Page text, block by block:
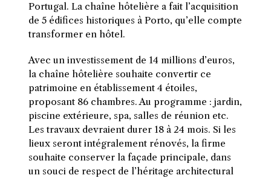
Portugal. La chaîne hôtelière a fait l’acquisition
de 5 édifices historiques à Porto, qu’elle compte
transformer en hôtel.
Avec un investissement de 14 millions d’euros,
la chaîne hôtelière souhaite convertir ce
patrimoine en établissement 4 étoiles,
proposant 86 chambres. Au programme : jardin,
piscine extérieure, spa, salles de réunion etc.
Les travaux devraient durer 18 à 24 mois. Si les
lieux seront intégralement rénovés, la firme
souhaite conserver la façade principale, dans
un souci de respect de l’héritage architectural